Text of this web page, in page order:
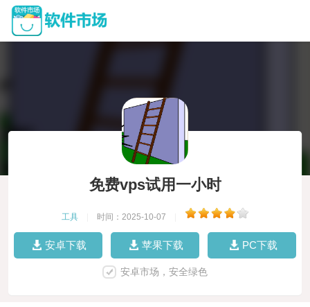
免费vps试用一小时
工具 时间：2025-10-07
安卓下载 苹果下载 PC下载
安卓市场，安全绿色